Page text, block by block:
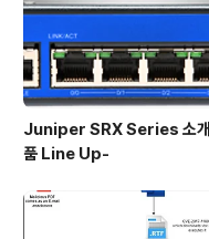
한 설명입니다만, Micro..
Juniper SRX Series 소개 -제
품 Line Up-